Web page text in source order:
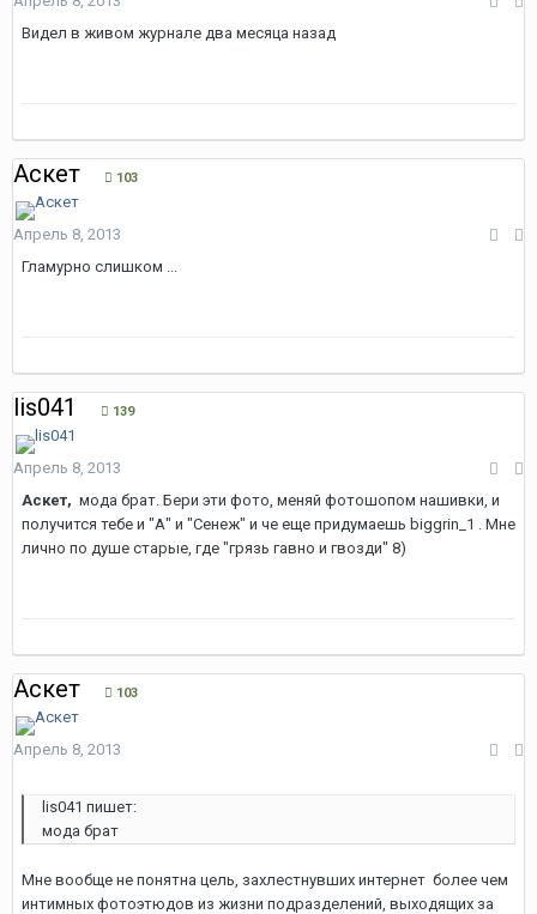
Видел в живом журнале два месяца назад
Аскет 103
Апрель 8, 2013
Гламурно слишком ...
lis041 139
Апрель 8, 2013
Аскет, мода брат. Бери эти фото, меняй фотошопом нашивки, и
получится тебе и "А" и "Сенеж" и че еще придумаешь biggrin_1 . Мне
лично по душе старые, где "грязь гавно и гвозди" 8)
Аскет 103
Апрель 8, 2013
lis041 пишет:
мода брат
Мне вообще не понятна цель, захлестнувших интернет более чем
интимных фотоэтюдов из жизни подразделений, выходящих за